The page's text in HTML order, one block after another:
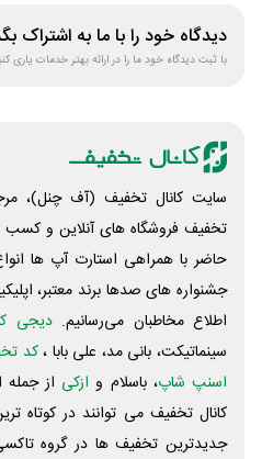
دیدگاه خود را با ما به اشتراک
با ثبت دیدگاه خود ما را در ارائه بهتر خدمات یاری
سایت کانال تخفیف (آف چنل)،
تخفیف فروشگاه های آنلاین و کسب
حاضر با همراهی استارت آپ ها
جشنواره های صدها برند معتبر،
اطلاع مخاطبان می‌رسانیم. دیجی
سینماتیکت، بانی مد، علی‌ بابا ،کد
اسنپ شاپ، باسلام و ازکی از
کانال تخفیف می توانند در کوتاه
جدیدترین تخفیف ها در گروه